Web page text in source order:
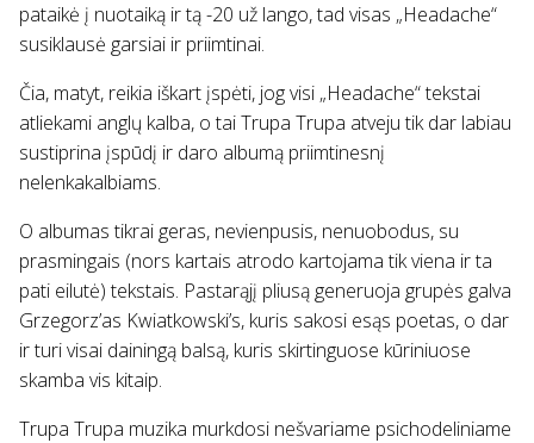
pataikė į nuotaiką ir tą -20 už lango, tad visas „Headache“
susiklausė garsiai ir priimtinai.
Čia, matyt, reikia iškart įspėti, jog visi „Headache“ tekstai
atliekami anglų kalba, o tai Trupa Trupa atveju tik dar labiau
sustiprina įspūdį ir daro albumą priimtinesnį
nelenkakalbiams.
O albumas tikrai geras, nevienpusis, nenuobodus, su
prasmingais (nors kartais atrodo kartojama tik viena ir ta
pati eilutė) tekstais. Pastarąjį pliusą generuoja grupės galva
Grzegorz’as Kwiatkowski’s, kuris sakosi esąs poetas, o dar
ir turi visai dainingą balsą, kuris skirtinguose kūriniuose
skamba vis kitaip.
Trupa Trupa muzika murkdosi nešvariame psichodeliniame